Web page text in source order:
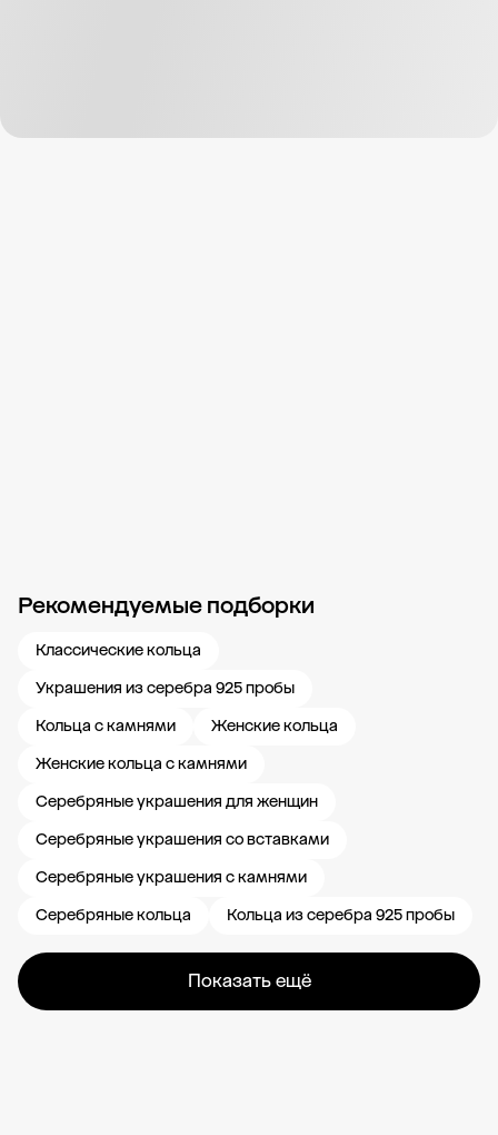
Рекомендуемые подборки
Классические кольца
Украшения из серебра 925 пробы
Кольца с камнями
Женские кольца
Женские кольца с камнями
Серебряные украшения для женщин
Серебряные украшения со вставками
Серебряные украшения с камнями
Серебряные кольца
Кольца из серебра 925 пробы
Показать ещё
Новости компании Журнал ЗОЛОТОЙ Блог